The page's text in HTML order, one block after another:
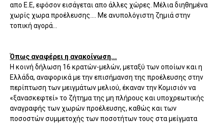
απο Ε.Ε, εφόσον εισάγεται απο άλλες χώρες. Μέλια διηθημένα
χωρίς χωρα προέλευσης.... Με ανυπολόγιστη ζημιά στην
τοπική αγορά...
Όπως αναφέρει η ανακοίνωση...
Η κοινή δήλωση 16 κρατών-μελών, μεταξύ των οποίων και η
Ελλάδα, αναφορικά με την επισήμανση της προέλευσης στην
περίπτωση των μειγμάτων μελιού, έκαναν την Κομισιόν να
«ξανασκεφτεί» το ζήτημα της μη πλήρους και υποχρεωτικής
αναγραφής των χωρών προέλευσης, καθώς και των
ποσοστών συμμετοχής των ποσοτήτων τους στα μείγματα